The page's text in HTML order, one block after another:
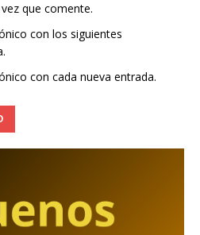
que comente.
con los siguientes
con cada nueva entrada.